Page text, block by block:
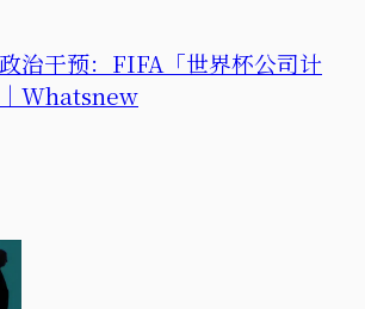
治干预：FIFA「世界杯公司计
Whatsnew